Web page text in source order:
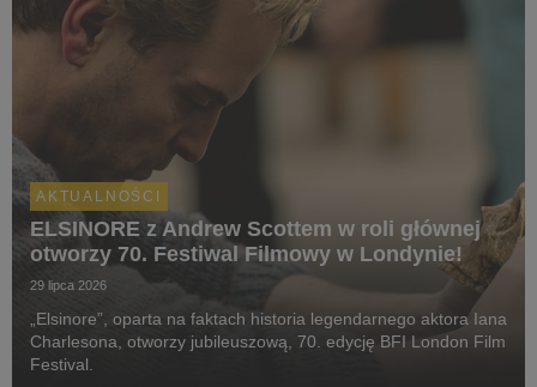
AKTUALNOŚCI
ELSINORE z Andrew Scottem w roli głównej
otworzy 70. Festiwal Filmowy w Londynie!
29 lipca 2026
„Elsinore”, oparta na faktach historia legendarnego aktora Iana
Charlesona, otworzy jubileuszową, 70. edycję BFI London Film
Festival.